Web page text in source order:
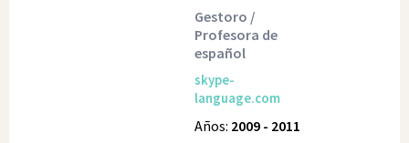
Gestoro /
Profesora de
español
skype-
language.com
Años: 2009 - 2011